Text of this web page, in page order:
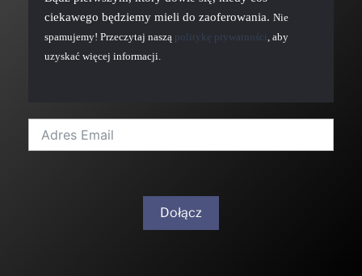
ciekawego będziemy mieli do zaoferowania. Nie
spamujemy! Przeczytaj naszą politykę prywatności, aby
uzyskać więcej informacji.
Dołącz